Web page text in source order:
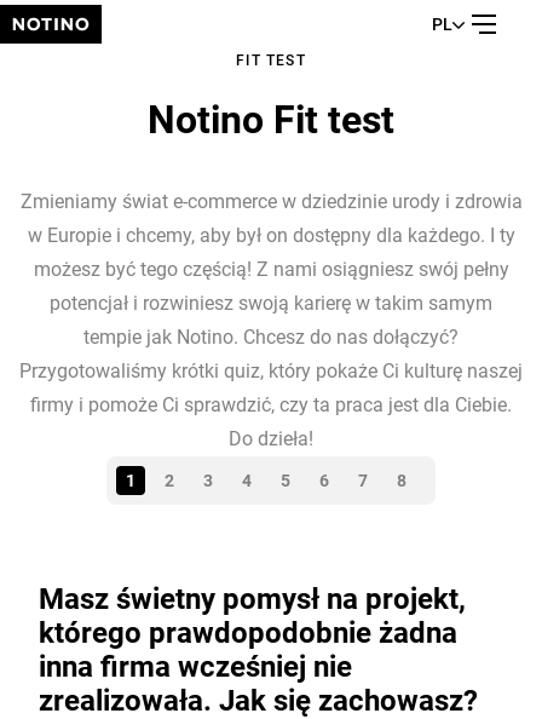
PL
FIT TEST
Notino Fit test
Zmieniamy świat e-commerce w dziedzinie urody i zdrowia
w Europie i chcemy, aby był on dostępny dla każdego. I ty
możesz być tego częścią! Z nami osiągniesz swój pełny
potencjał i rozwiniesz swoją karierę w takim samym
tempie jak Notino. Chcesz do nas dołączyć?
Przygotowaliśmy krótki quiz, który pokaże Ci kulturę naszej
firmy i pomoże Ci sprawdzić, czy ta praca jest dla Ciebie.
Do dzieła!
1 2 3 4 5 6 7 8
Masz świetny pomysł na projekt,
którego prawdopodobnie żadna
inna firma wcześniej nie
zrealizowała. Jak się zachowasz?